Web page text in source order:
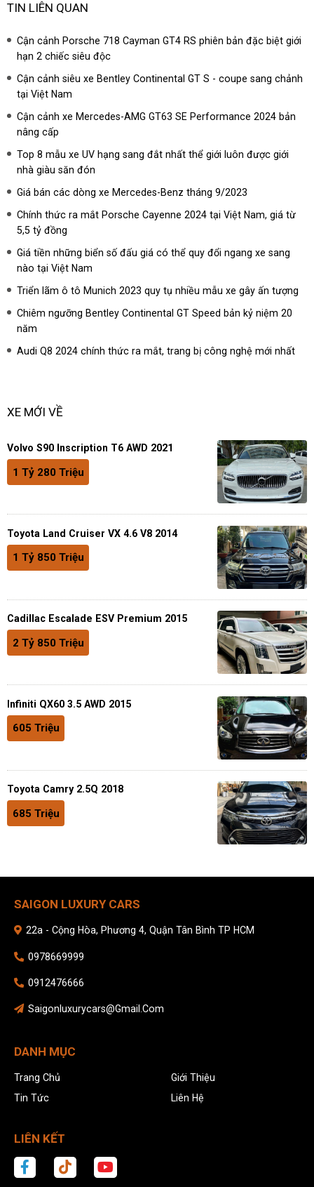
TIN LIÊN QUAN
Cận cảnh Porsche 718 Cayman GT4 RS phiên bản đặc biệt giới
hạn 2 chiếc siêu độc
Cận cảnh siêu xe Bentley Continental GT S - coupe sang chảnh
tại Việt Nam
Cận cảnh xe Mercedes-AMG GT63 SE Performance 2024 bản
nâng cấp
Top 8 mẫu xe UV hạng sang đắt nhất thể giới luôn được giới
nhà giàu săn đón
Giá bán các dòng xe Mercedes-Benz tháng 9/2023
Chính thức ra mắt Porsche Cayenne 2024 tại Việt Nam, giá từ
5,5 tỷ đồng
Giá tiền những biển số đấu giá có thể quy đổi ngang xe sang
nào tại Việt Nam
Triển lãm ô tô Munich 2023 quy tụ nhiều mẫu xe gây ấn tượng
Chiêm ngưỡng Bentley Continental GT Speed bản kỷ niệm 20
năm
Audi Q8 2024 chính thức ra mắt, trang bị công nghệ mới nhất
XE MỚI VỀ
Volvo S90 Inscription T6 AWD 2021
1 Tỷ 280 Triệu
Toyota Land Cruiser VX 4.6 V8 2014
1 Tỷ 850 Triệu
Cadillac Escalade ESV Premium 2015
2 Tỷ 850 Triệu
Infiniti QX60 3.5 AWD 2015
605 Triệu
Toyota Camry 2.5Q 2018
685 Triệu
SAIGON LUXURY CARS
22a - Cộng Hòa, Phương 4, Quận Tân Bình TP HCM
0978669999
0912476666
Saigonluxurycars@gmail.com
DANH MỤC
Trang Chủ
Giới Thiệu
Tin Tức
Liên Hệ
LIÊN KẾT